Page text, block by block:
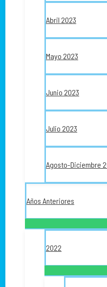
Abril 2023
Mayo 2023
Junio 2023
Julio 2023
Agosto-Diciembre
Años Anteriores
2022